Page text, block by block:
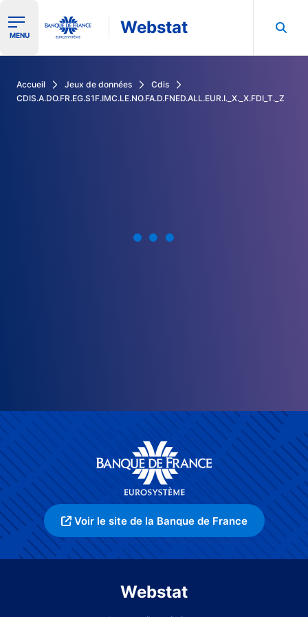
Ouvrir le menu de navigation
MENU Webstat
Accueil Jeux de données
Cdis
CDIS.A.DO.FR.EG.S1F.IMC.LE.NO.FA.D.FNED.ALL.EUR.I._X._X.FDI_T._Z
Voir le site de la Banque de France
Webstat